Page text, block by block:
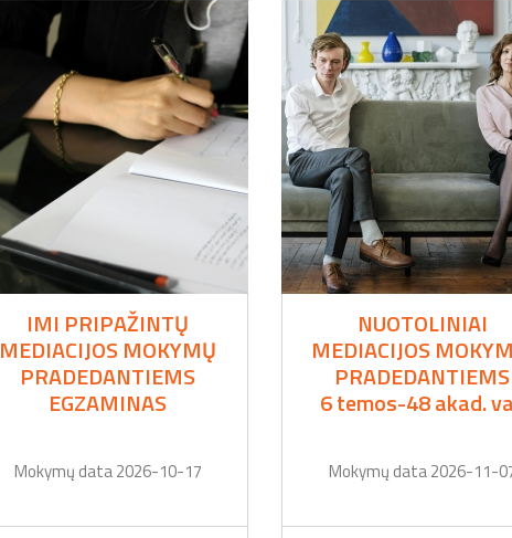
IMI PRIPAŽINTŲ
MEDIACIJOS MOKYMŲ
PRADEDANTIEMS
EGZAMINAS
Mokymų data 2026-10-17
NUOTOLINIAI
MEDIACIJOS
PRADEDANTIEMS
6 temos-48 akad.
Mokymų data 2026-11-